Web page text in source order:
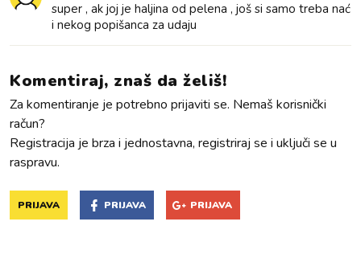
super , ak joj je haljina od pelena , još si samo treba nać
i nekog popišanca za udaju
Komentiraj, znaš da želiš!
Za komentiranje je potrebno prijaviti se. Nemaš korisnički
račun?
Registracija je brza i jednostavna, registriraj se i uključi se u
raspravu.
PRIJAVA PRIJAVA PRIJAVA